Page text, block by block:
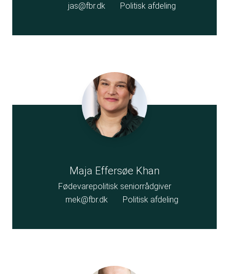
jas@fbr.dk
Politisk afdeling
Maja Effersøe Khan
Fødevarepolitisk seniorrådgiver
mek@fbr.dk
Politisk afdeling